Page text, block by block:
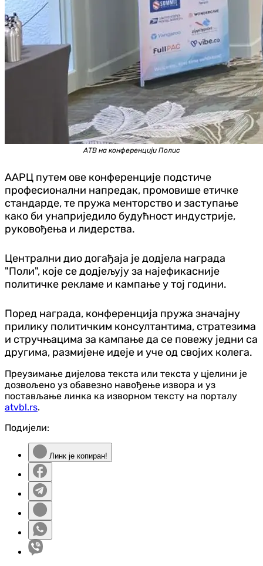
АТВ на конференцији Полис
ААРЦ путем ове конференције подстиче
професионални напредак, промовише етичке
стандарде, те пружа менторство и заступање
како би унаприједило будућност индустрије,
руковођења и лидерства.
Централни дио догађаја је додјела награда
"Поли", које се додјељују за најефикасније
политичке рекламе и кампање у тој години.
Поред награда, конференција пружа значајну
прилику политичким консултантима, стратезима
и стручњацима за кампање да се повежу једни са
другима, размијене идеје и уче од својих колега.
Преузимање дијелова текста или текста у цјелини је
дозвољено уз обавезно навођење извора и уз
постављање линка ка изворном тексту на порталу
atvbl.rs.
Подијели:
Линк је копиран!